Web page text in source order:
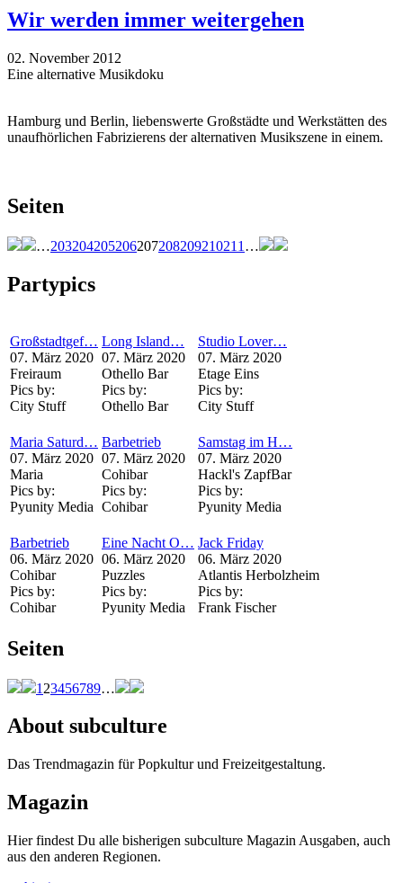
Wir werden immer weitergehen
02. November 2012
Eine alternative Musikdoku
Hamburg und Berlin, liebenswerte Großstädte und Werkstätten des
unaufhörlichen Fabrizierens der alternativen Musikszene in einem.
Seiten
…203204205206207208209210211 …
Partypics
Großstadtgef…
07. März 2020
Freiraum
Pics by:
City Stuff
Long Island…
07. März 2020
Othello Bar
Pics by:
Othello Bar
Studio Lover…
07. März 2020
Etage Eins
Pics by:
City Stuff
Maria Saturd…
07. März 2020
Maria
Pics by:
Pyunity Media
Barbetrieb
07. März 2020
Cohibar
Pics by:
Cohibar
Samstag im H…
07. März 2020
Hackl's ZapfBar
Pics by:
Pyunity Media
Barbetrieb
06. März 2020
Cohibar
Pics by:
Cohibar
Eine Nacht O…
06. März 2020
Puzzles
Pics by:
Pyunity Media
Jack Friday
06. März 2020
Atlantis Herbolzheim
Pics by:
Frank Fischer
Seiten
1 23456789…
About subculture
Das Trendmagazin für Popkultur und Freizeitgestaltung.
Magazin
Hier findest Du alle bisherigen subculture Magazin Ausgaben, auch
aus den anderen Regionen.